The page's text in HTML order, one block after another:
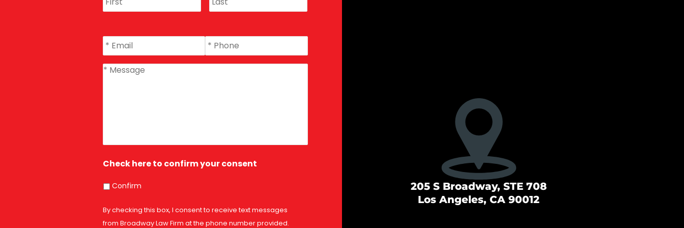
message
Check here to confirm your consent
Confirm
By checking this box, I consent to receive text messages
from Broadway Law Firm at the phone number provided.
205 S Broadway, STE 708
Los Angeles, CA 90012